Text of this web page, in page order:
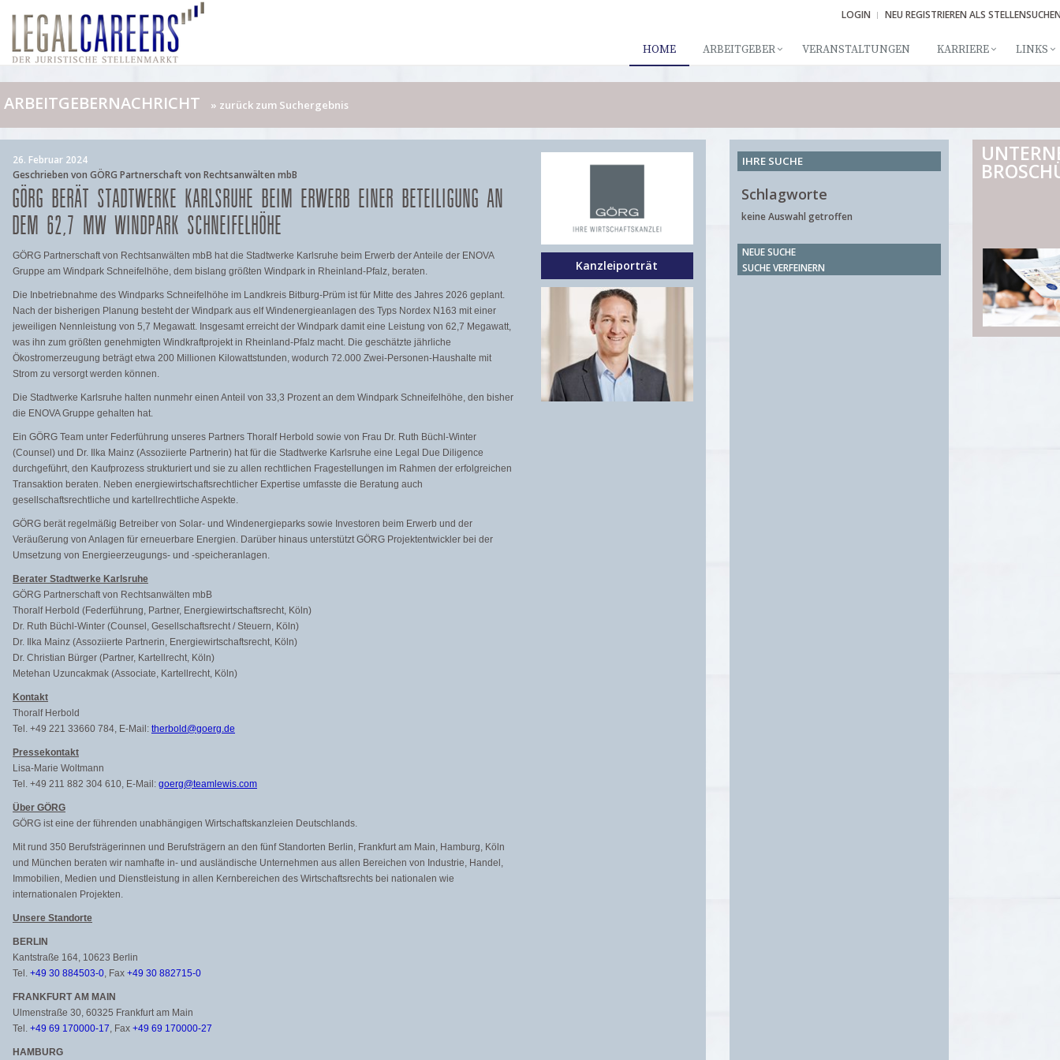
LOGIN NEU REGISTRIEREN ALS
HOME ARBEITGEBER VERANSTALTUNGEN KARRIERE LINKS
ARBEITGEBERNACHRICHT » zurück zum Suchergebnis
26. Februar 2024
Geschrieben von GÖRG Partnerschaft von Rechtsanwälten mbB
GÖRG BERÄT STADTWERKE KARLSRUHE BEIM ERWERB EINER BETEILIGUNG AN
DEM 62,7 MW WINDPARK SCHNEIFELHÖHE
GÖRG Partnerschaft von Rechtsanwälten mbB hat die Stadtwerke Karlsruhe beim Erwerb der Anteile der ENOVA
Gruppe am Windpark Schneifelhöhe, dem bislang größten Windpark in Rheinland-Pfalz, beraten.
Die Inbetriebnahme des Windparks Schneifelhöhe im Landkreis Bitburg-Prüm ist für Mitte des Jahres 2026 geplant.
Nach der bisherigen Planung besteht der Windpark aus elf Windenergieanlagen des Typs Nordex N163 mit einer
jeweiligen Nennleistung von 5,7 Megawatt. Insgesamt erreicht der Windpark damit eine Leistung von 62,7 Megawatt,
was ihn zum größten genehmigten Windkraftprojekt in Rheinland-Pfalz macht. Die geschätzte jährliche
Ökostromerzeugung beträgt etwa 200 Millionen Kilowattstunden, wodurch 72.000 Zwei-Personen-Haushalte mit
Strom zu versorgt werden können.
Die Stadtwerke Karlsruhe halten nunmehr einen Anteil von 33,3 Prozent an dem Windpark Schneifelhöhe, den bisher
die ENOVA Gruppe gehalten hat.
Ein GÖRG Team unter Federführung unseres Partners Thoralf Herbold sowie von Frau Dr. Ruth Büchl-Winter
(Counsel) und Dr. Ilka Mainz (Assoziierte Partnerin) hat für die Stadtwerke Karlsruhe eine Legal Due Diligence
durchgeführt, den Kaufprozess strukturiert und sie zu allen rechtlichen Fragestellungen im Rahmen der erfolgreichen
Transaktion beraten. Neben energiewirtschaftsrechtlicher Expertise umfasste die Beratung auch
gesellschaftsrechtliche und kartellrechtliche Aspekte.
GÖRG berät regelmäßig Betreiber von Solar- und Windenergieparks sowie Investoren beim Erwerb und der
Veräußerung von Anlagen für erneuerbare Energien. Darüber hinaus unterstützt GÖRG Projektentwickler bei der
Umsetzung von Energieerzeugungs- und -speicheranlagen.
Berater Stadtwerke Karlsruhe
GÖRG Partnerschaft von Rechtsanwälten mbB
Thoralf Herbold (Federführung, Partner, Energiewirtschaftsrecht, Köln)
Dr. Ruth Büchl-Winter (Counsel, Gesellschaftsrecht / Steuern, Köln)
Dr. Ilka Mainz (Assoziierte Partnerin, Energiewirtschaftsrecht, Köln)
Dr. Christian Bürger (Partner, Kartellrecht, Köln)
Metehan Uzuncakmak (Associate, Kartellrecht, Köln)
Kontakt
Thoralf Herbold
Tel. +49 221 33660 784, E-Mail: therbold@goerg.de
Pressekontakt
Lisa-Marie Woltmann
Tel. +49 211 882 304 610, E-Mail: goerg@teamlewis.com
Über GÖRG
GÖRG ist eine der führenden unabhängigen Wirtschaftskanzleien Deutschlands.
Mit rund 350 Berufsträgerinnen und Berufsträgern an den fünf Standorten Berlin, Frankfurt am Main, Hamburg, Köln
und München beraten wir namhafte in- und ausländische Unternehmen aus allen Bereichen von Industrie, Handel,
Immobilien, Medien und Dienstleistung in allen Kernbereichen des Wirtschaftsrechts bei nationalen wie
internationalen Projekten.
Unsere Standorte
BERLIN
Kantstraße 164, 10623 Berlin
Tel. +49 30 884503-0, Fax +49 30 882715-0
FRANKFURT AM MAIN
Ulmenstraße 30, 60325 Frankfurt am Main
Tel. +49 69 170000-17, Fax +49 69 170000-27
HAMBURG
Kanzleiporträt
IHRE SUCHE
Schlagworte
keine Auswahl getroffen
NEUE SUCHE
SUCHE VERFEINERN